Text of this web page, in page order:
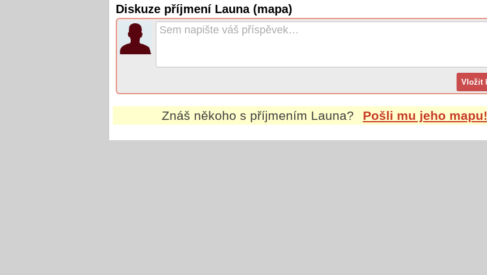
Diskuze příjmení Launa (mapa)
Znáš někoho s příjmením Launa? Pošli mu jeho mapu!